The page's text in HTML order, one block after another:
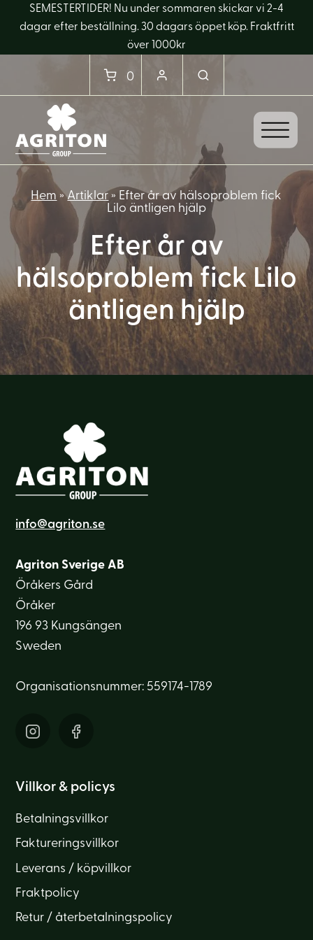
SEMESTERTIDER! Nu under sommaren skickar vi 2-4
dagar efter beställning. 30 dagars öppet köp. Fraktfritt
över 1000kr
0
Hem »Artiklar » Efter år av hälsoproblem fick
Lilo äntligen hjälp
Efter år av
hälsoproblem fick Lilo
äntligen hjälp
info@agriton.se
Agriton Sverige AB
Öråkers Gård
Öråker
196 93 Kungsängen
Sweden
Organisationsnummer: 559174-1789
Villkor & policys
Betalningsvillkor
Faktureringsvillkor
Leverans / köpvillkor
Fraktpolicy
Retur / återbetalningspolicy